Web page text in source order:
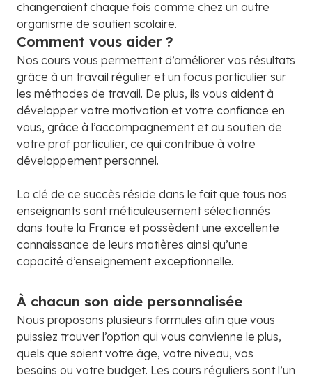
changeraient chaque fois comme chez un autre
organisme de soutien scolaire.
Comment vous aider ?
Nos cours vous permettent d’améliorer vos résultats
grâce à un travail régulier et un focus particulier sur
les méthodes de travail. De plus, ils vous aident à
développer votre motivation et votre confiance en
vous, grâce à l’accompagnement et au soutien de
votre prof particulier, ce qui contribue à votre
développement personnel.
La clé de ce succès réside dans le fait que tous nos
enseignants sont méticuleusement sélectionnés
dans toute la France et possèdent une excellente
connaissance de leurs matières ainsi qu’une
capacité d’enseignement exceptionnelle.
À chacun son aide personnalisée
Nous proposons plusieurs formules afin que vous
puissiez trouver l’option qui vous convienne le plus,
quels que soient votre âge, votre niveau, vos
besoins ou votre budget. Les cours réguliers sont l’un